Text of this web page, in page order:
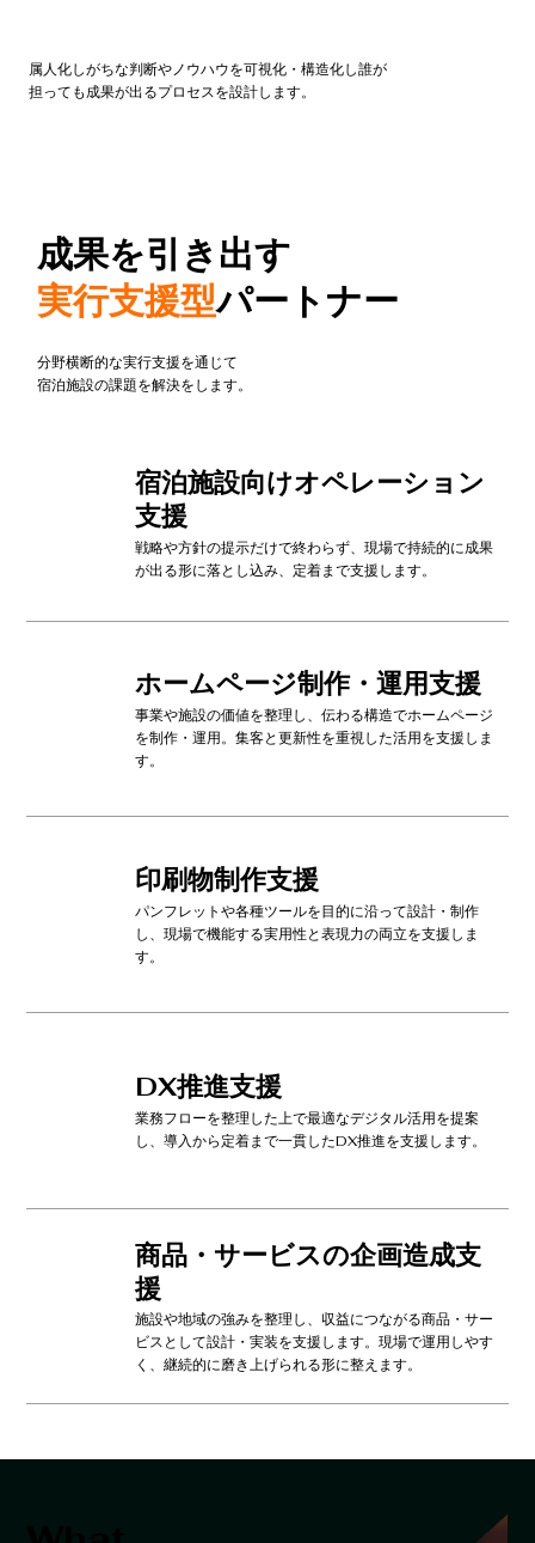
属人化しがちな判断やノウハウを可視化・構造化し誰が
担っても成果が出るプロセスを設計します。
​分野横断的な実行支援を通じて
宿泊施設の課題を解決をします。​
成果を引き出す
実行支援型パートナー
​宿泊施設向けオペレーション
支援
戦略や方針の提示だけで終わらず、現場で持続的に成果
が出る形に落とし込み、定着まで支援します。
​ホームページ制作・運用支援
事業や施設の価値を整理し、伝わる構造でホームページ
を制作・運用。集客と更新性を重視した活用を支援しま
す。
印刷物制作支援
パンフレットや各種ツールを目的に沿って設計・制作
し、現場で機能する実用性と表現力の両立を支援しま
す。
DX推進支援
業務フローを整理した上で最適なデジタル活用を提案
し、導入から定着まで一貫したDX推進を支援します。
商品・サービスの企画造成支
援
施設や地域の強みを整理し、収益につながる商品・サー
ビスとして設計・実装を支援します。現場で運用しやす
く、継続的に磨き上げられる形に整えます。